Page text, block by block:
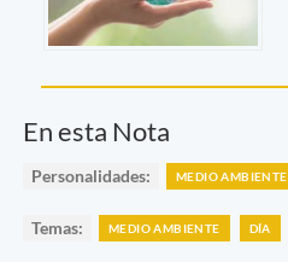
En esta Nota
Personalidades: MEDIO AMBIENTE
Temas: MEDIO AMBIENTE DÍA